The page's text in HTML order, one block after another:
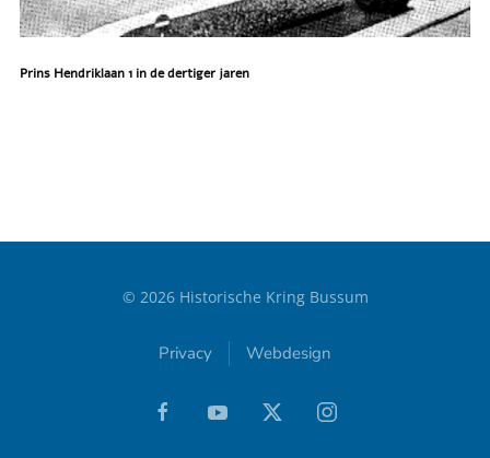
Prins Hendriklaan 1 in de dertiger jaren
© 2026Historische Kring Bussum
Privacy Webdesign